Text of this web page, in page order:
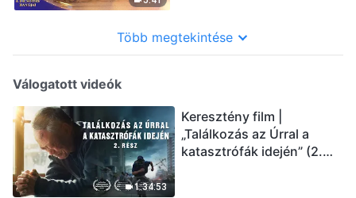
Több megtekintése
Válogatott videók
1:34:53
Keresztény film |
„Találkozás az Úrral a
katasztrófák idején” (2.